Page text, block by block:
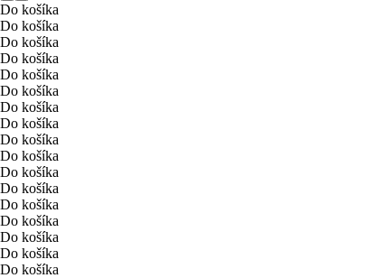
Do košíka
Do košíka
Do košíka
Do košíka
Do košíka
Do košíka
Do košíka
Do košíka
Do košíka
Do košíka
Do košíka
Do košíka
Do košíka
Do košíka
Do košíka
Do košíka
Do košíka